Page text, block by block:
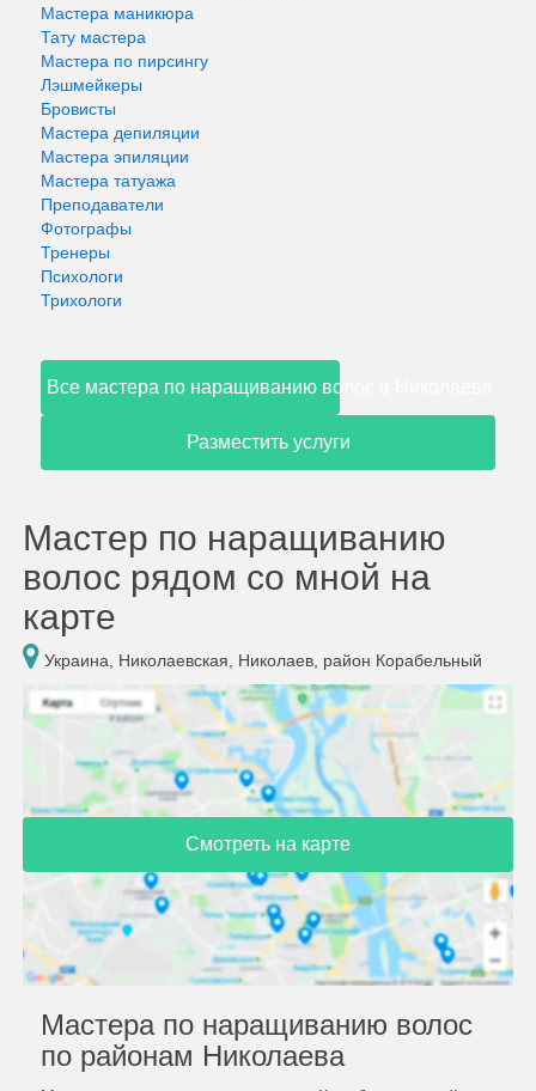
Мастера маникюра
Тату мастера
Мастера по пирсингу
Лэшмейкеры
Бровисты
Мастера депиляции
Мастера эпиляции
Мастера татуажа
Преподаватели
Фотографы
Тренеры
Психологи
Трихологи
Все мастера по наращиванию волос в Николаеве
Разместить услуги
Мастер по наращиванию
волос рядом со мной на
карте
Украина, Николаевская, Николаев, район Корабельный
Смотреть на карте
Мастера по наращиванию волос
по районам Николаева